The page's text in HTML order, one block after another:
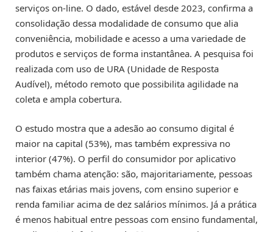
serviços on-line. O dado, estável desde 2023, confirma a
consolidação dessa modalidade de consumo que alia
conveniência, mobilidade e acesso a uma variedade de
produtos e serviços de forma instantânea. A pesquisa foi
realizada com uso de URA (Unidade de Resposta
Audível), método remoto que possibilita agilidade na
coleta e ampla cobertura.
O estudo mostra que a adesão ao consumo digital é
maior na capital (53%), mas também expressiva no
interior (47%). O perfil do consumidor por aplicativo
também chama atenção: são, majoritariamente, pessoas
nas faixas etárias mais jovens, com ensino superior e
renda familiar acima de dez salários mínimos. Já a prática
é menos habitual entre pessoas com ensino fundamental,